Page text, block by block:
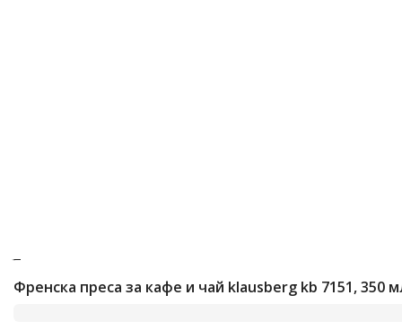
Френска преса за кафе и чай klausberg kb 7151, 350